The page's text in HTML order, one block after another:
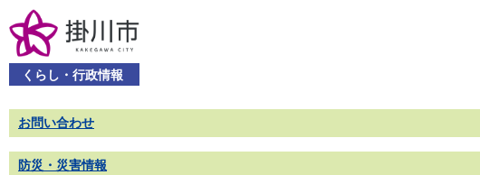
くらし・行政情報
お問い合わせ
防災・災害情報